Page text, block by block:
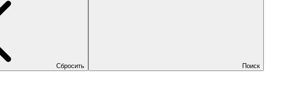
Сбросить Поиск